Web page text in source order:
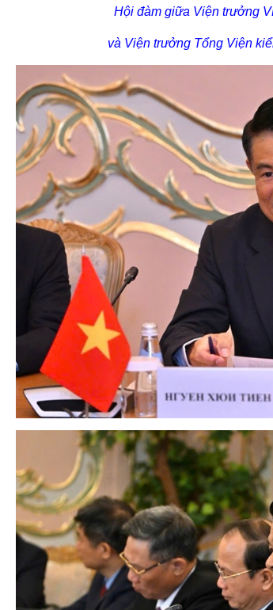
Hội đàm giữa Viện trưởng
và Viện trưởng Tổng Viện